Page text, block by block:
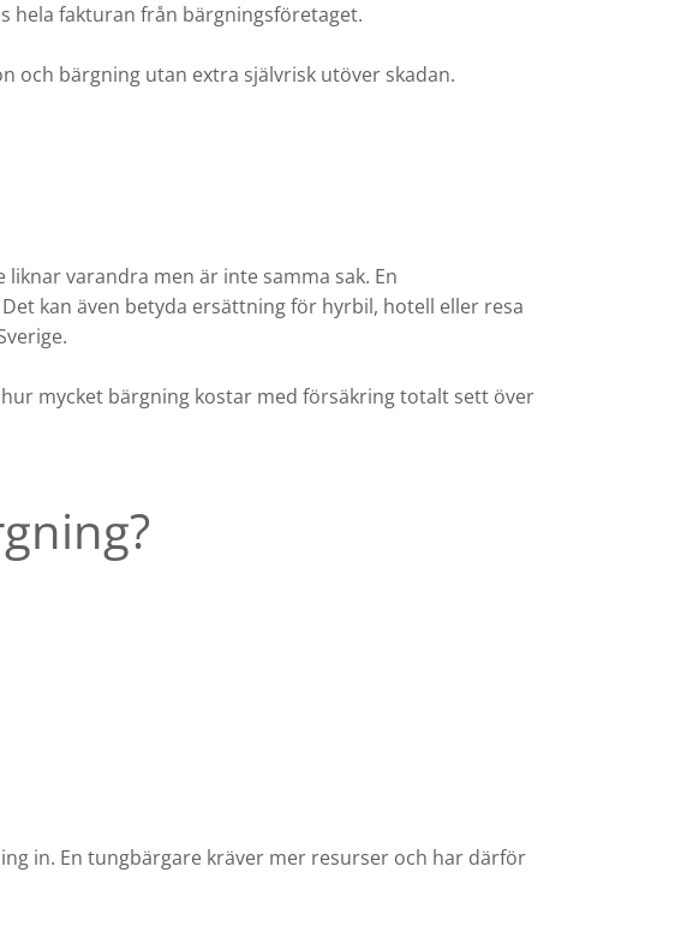
hela fakturan från bärgningsföretaget.
och bärgning utan extra självrisk utöver skadan.
varandra men är inte samma sak. En
kan även betyda ersättning för hyrbil, hotell eller resa
mycket bärgning kostar med försäkring totalt sett över
in. En tungbärgare kräver mer resurser och har därför